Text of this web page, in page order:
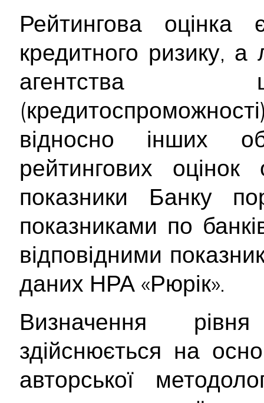
Рейтингова
кредитного ризику,
агентства
відносно інших
рейтингових оцінок
показники Банку
показниками по
відповідними
даних НРА «Рюрік».
Визначення
здійснюється на
авторської